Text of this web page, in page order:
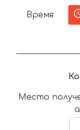
Время
Место